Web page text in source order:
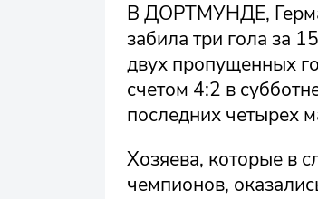
В ДОРТМУНДЕ,
забила три гола за
двух пропущенных
счетом 4:2 в
последних четырех
Хозяева, которые в
чемпионов,